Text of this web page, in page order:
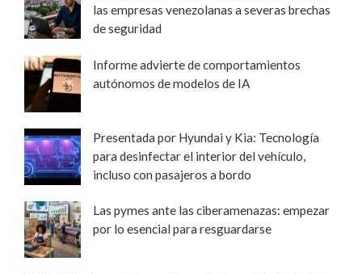
las empresas venezolanas a severas brechas
de seguridad
Informe advierte de comportamientos
autónomos de modelos de IA
Presentada por Hyundai y Kia: Tecnología
para desinfectar el interior del vehículo,
incluso con pasajeros a bordo
Las pymes ante las ciberamenazas: empezar
por lo esencial para resguardarse